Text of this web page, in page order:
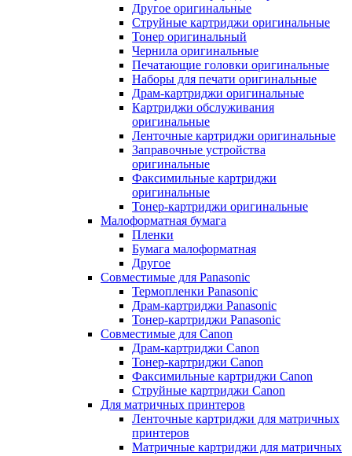
Другое оригинальные
Струйные картриджи оригинальные
Тонер оригинальный
Чернила оригинальные
Печатающие головки оригинальные
Наборы для печати оригинальные
Драм-картриджи оригинальные
Картриджи обслуживания
оригинальные
Ленточные картриджи оригинальные
Заправочные устройства
оригинальные
Факсимильные картриджи
оригинальные
Тонер-картриджи оригинальные
Малоформатная бумага
Пленки
Бумага малоформатная
Другое
Совместимые для Panasonic
Термопленки Panasonic
Драм-картриджи Panasonic
Тонер-картриджи Panasonic
Совместимые для Canon
Драм-картриджи Canon
Тонер-картриджи Canon
Факсимильные картриджи Canon
Струйные картриджи Canon
Для матричных принтеров
Ленточные картриджи для матричных
принтеров
Матричные картриджи для матричных